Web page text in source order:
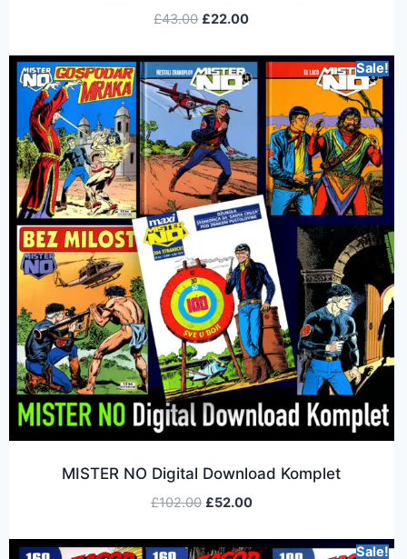
£43.00 £22.00
Sale!
MISTER NO Digital Download Komplet
£102.00 £52.00
Sale!